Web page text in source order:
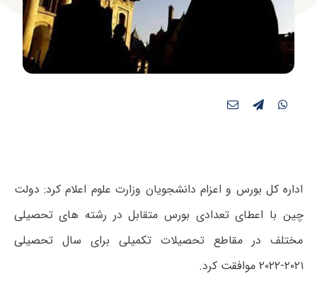
اداره کل بورس و اعزام دانشجویان وزارت علوم اعلام کرد: دولت
چین با اعطای تعدادی بورس متقابل در رشته های تحصیلی
مختلف در مقاطع تحصیلات تکمیلی برای سال تحصیلی
۲۰۲۱-۲۰۲۲ موافقت کرد.